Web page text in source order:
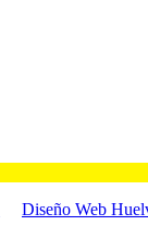
Diseño Web